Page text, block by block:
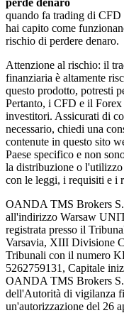
quando fa trading di CFD
hai capito come
rischio di perdere denaro.
Attenzione al rischio: il
finanziaria è altamente
questo prodotto, potresti
Pertanto, i CFD e il Forex
investitori. Assicurati di
necessario, chiedi una
contenute in questo sito
Paese specifico e non
la distribuzione o
con le leggi, i requisiti e i
OANDA TMS Brokers
all'indirizzo Warsaw
registrata presso il
Varsavia, XIII Divisione
Tribunali con il numero
5262759131, Capitale
OANDA TMS Brokers
dell'Autorità di vigilanza
un'autorizzazione del 26